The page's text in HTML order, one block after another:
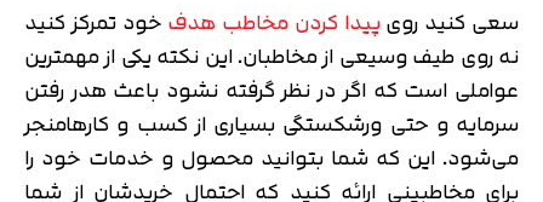
سعی کنید رویپیدا کردن مخاطب هدفخود تمرکز کنید
نه روی طیف وسیعی از مخاطبان. این نکته یکی از مهمترین
عواملی است که اگر در نظر گرفته نشود باعث هدر رفتن
سرمایه و حتی ورشکستگی بسیاری از کسب و کارهامنجر
می‌شود. این که شما بتوانید محصول و خدمات خود را
برای مخاطبینی ارائه کنید که احتمال خریدشان از شما